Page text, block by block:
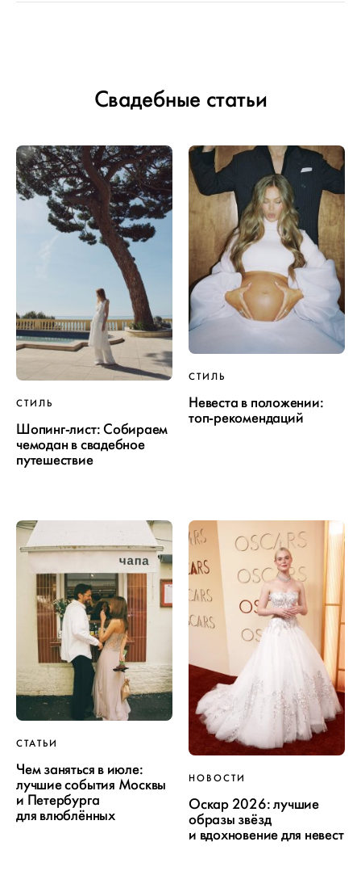
Свадебные статьи
СТИЛЬ
Шопинг-лист: Собираем
чемодан в свадебное
путешествие
СТИЛЬ
Невеста в положении:
топ-рекомендаций
СТАТЬИ
Чем заняться в июле:
лучшие события Москвы
и Петербурга
для влюблённых
НОВОСТИ
Оскар 2026: лучшие
образы звёзд
и вдохновение для невест